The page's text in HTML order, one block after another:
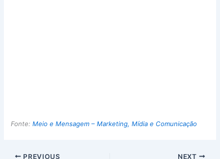
Fonte:Meio e Mensagem – Marketing, Mídia e Comunicação
PREVIOUS NEXT